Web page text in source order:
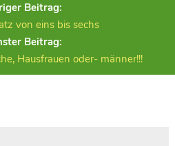
Beitrag:
von eins bis sechs
Beitrag:
Hausfrauen oder- männer!!!